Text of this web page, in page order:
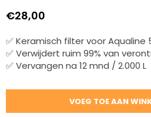
Normale
€28,00
✅ Keramisch filter voor Aqualine
✅ Verwijdert ruim 99% van
✅ Vervangen na 12 mnd / 2.000 L
VOEG TOE AAN